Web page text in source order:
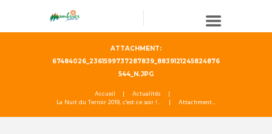
ATTACHMENT:
67484026_2361599737287839_8839121245824876
544_N.JPG
Accueil
Actualités
La Nuit du Terroir 2019, c'est ce soir !...
Attachment...